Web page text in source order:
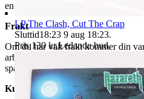
en avgift på 84 kr dras av från
Frakt
Om du har valt frakt kommer din
arbetsdagar. När din vara har
spårningsnummer av DSV inom
Kundservice
LP The Clash, Cut The Crap
Sluttid18:23 9 aug 18:23.
Pris:130 kr,Ledande bud.